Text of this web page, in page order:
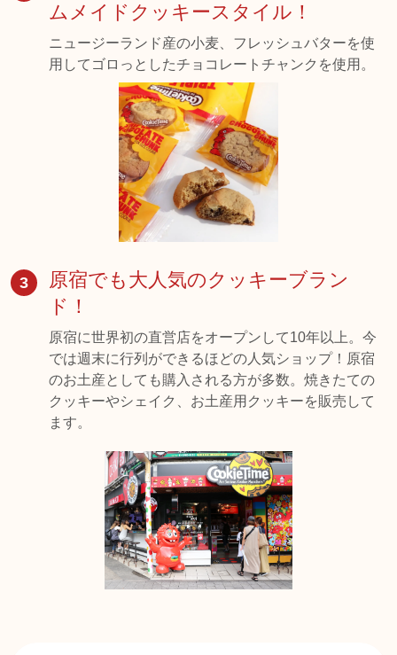
ムメイドクッキースタイル！
ニュージーランド産の小麦、フレッシュバターを使
用してゴロっとしたチョコレートチャンクを使用。
3
原宿でも大人気のクッキーブラン
ド！
原宿に世界初の直営店をオープンして10年以上。今
では週末に行列ができるほどの人気ショップ！原宿
のお土産としても購入される方が多数。焼きたての
クッキーやシェイク、お土産用クッキーを販売して
ます。